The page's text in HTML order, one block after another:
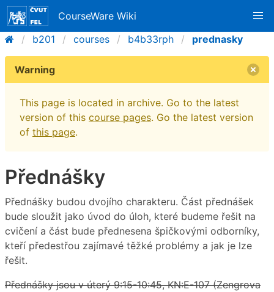
CourseWare Wiki
b201
courses b4b33rph prednasky
Warning
This page is located in archive. Go to the latest
version of this course pages. Go the latest version
of this page.
Přednášky
Přednášky budou dvojího charakteru. Část přednášek
bude sloužit jako úvod do úloh, které budeme řešit na
cvičení a část bude přednesena špičkovými odborníky,
kteří předestřou zajímavé těžké problémy a jak je lze
řešit.
Přednášky jsou v úterý 9:15-10:45, KN:E-107 (Zengrova